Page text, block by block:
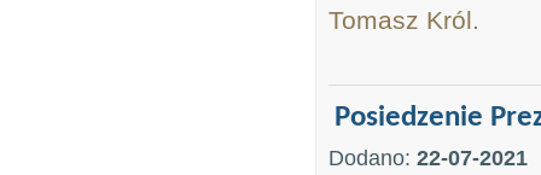
Tomasz Król.
Posiedzenie
Dodano: 22-07-2021